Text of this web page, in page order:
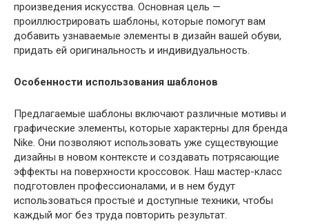
произведения искусства. Основная цель —
проиллюстрировать шаблоны, которые помогут вам
добавить узнаваемые элементы в дизайн вашей обуви,
придать ей оригинальность и индивидуальность.
Особенности использования шаблонов
Предлагаемые шаблоны включают различные мотивы и
графические элементы, которые характерны для бренда
Nike. Они позволяют использовать уже существующие
дизайны в новом контексте и создавать потрясающие
эффекты на поверхности кроссовок. Наш мастер-класс
подготовлен профессионалами, и в нем будут
использоваться простые и доступные техники, чтобы
каждый мог без труда повторить результат.